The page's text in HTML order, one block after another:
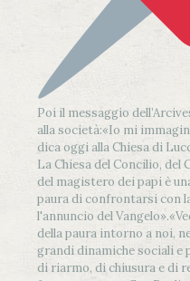
Poi il messaggio
alla società:«Io mi
dica oggi alla Chiesa di
La Chiesa del Concilio, del
del magistero dei papi è
paura di confrontarsi con
l'annuncio del Vangelo».
della paura intorno a noi,
grandi dinamiche sociali e
di riarmo, di chiusura e di